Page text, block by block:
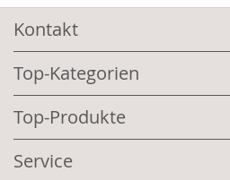
Kontakt
Top-Kategorien
Top-Produkte
Service